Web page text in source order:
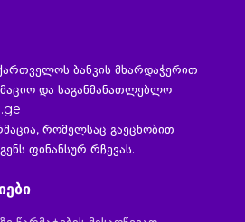
ბანკის მხარდაჭერით
და საგანმანათლებლო
რომელსაც გაეცნობით
ფინანსურ რჩევას.